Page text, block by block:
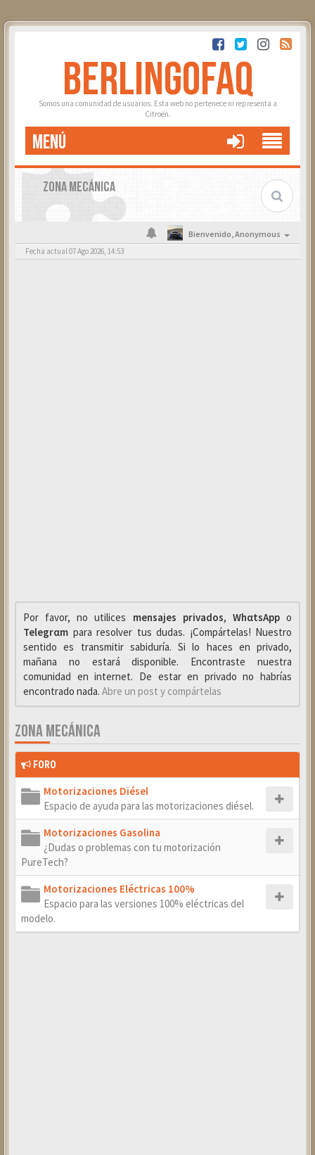
BERLINGOFAQ
Somos una comunidad de usuarios. Esta web no pertenece ni representa a
Citroën.
MENÚ
ZONA MECÁNICA
Bienvenido,Anonymous
Fecha actual 07 Ago 2026, 14:53
Por favor, no utilices mensajes privados, WhαtsAppo
Telegrαm para resolver tus dudas. ¡Compártelas! Nuestro
sentido es transmitir sabiduría. Si lo haces en privado,
mañana no estará disponible. Encontraste nuestra
comunidad en internet. De estar en privado no habrías
encontrado nada. Abre un post y compártelas
ZONA MECÁNICA
FORO
Motorizaciones Diésel
Espacio de ayuda para las motorizaciones diésel.
Motorizaciones Gasolina
¿Dudas o problemas con tu motorización
PureTech?
Motorizaciones Eléctricas 100%
Espacio para las versiones 100% eléctricas del
modelo.